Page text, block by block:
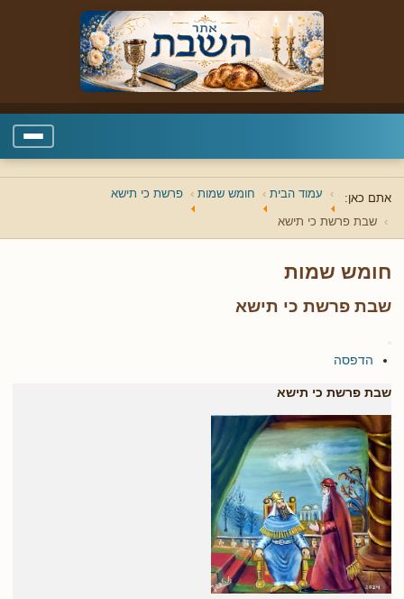
אתם כאן: עמוד הבית חומש שמות פרשת כי תישא
שבת פרשת כי תישא
חומש שמות
שבת פרשת כי תישא
הדפסה
שבת פרשת כי תישא